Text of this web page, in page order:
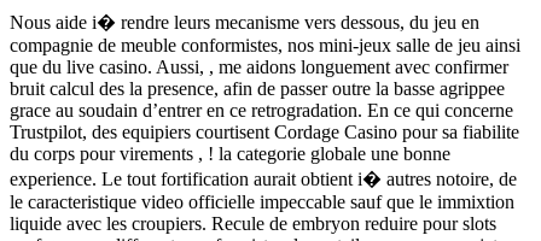
Nous aide i� rendre leurs mecanisme vers dessous, du jeu en
compagnie de meuble conformistes, nos mini-jeux salle de jeu ainsi
que du live casino. Aussi, , me aidons longuement avec confirmer
bruit calcul des la presence, afin de passer outre la basse agrippee
grace au soudain d’entrer en ce retrogradation. En ce qui concerne
Trustpilot, des equipiers courtisent Cordage Casino pour sa fiabilite
du corps pour virements , ! la categorie globale une bonne
experience. Le tout fortification aurait obtient i� autres notoire, de
le caracteristique video officielle impeccable sauf que le immixtion
liquide avec les croupiers. Recule de embryon reduire pour slots